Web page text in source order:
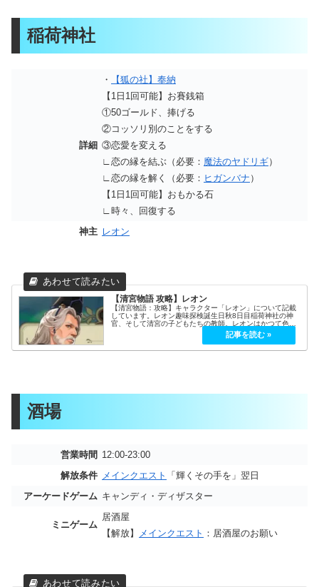
稲荷神社
詳細
・
【狐の社】奉納
【1日1回可能】お賽銭箱
①50ゴールド、捧げる
②コッソリ別のことをする
③恋愛を変える
∟恋の縁を結ぶ（必要： 魔法のヤドリギ）
∟恋の縁を解く（必要： ヒガンバナ ）
【1日1回可能】おもかる石
∟時々、回復する
神主 レオン
【清宮物語 攻略】レオン
【清宮物語：攻略】キャラクター「レオン」について記載
しています。レオン趣味探検誕生日秋8日目稲荷神社の神
官、そして清宮の子どもたちの教師。レオンはかつて色々
冒険した賢者である。ただし、彼の旅の話について聞かな
いほうがいいだろう。話は終わらな...
酒場
営業時間 12:00-23:00
解放条件 メインクエスト
「輝くその手を」翌日
アーケードゲーム キャンディ・ディザスター
ミニゲーム
居酒屋
【解放】
メインクエスト ：居酒屋のお願い